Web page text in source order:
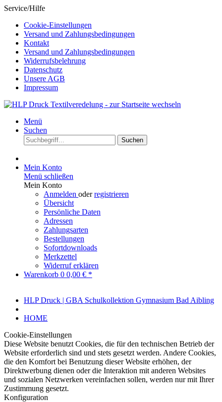
Service/Hilfe
Cookie-Einstellungen
Versand und Zahlungsbedingungen
Kontakt
Versand und Zahlungsbedingungen
Widerrufsbelehrung
Datenschutz
Unsere AGB
Impressum
Menü
Suchen
Suchen
Mein Konto
Menü schließen
Mein Konto
Anmelden oderregistrieren
Übersicht
Persönliche Daten
Adressen
Zahlungsarten
Bestellungen
Sofortdownloads
Merkzettel
Widerruf erklären
Warenkorb 0 0,00 € *
HLP Druck | GBA Schulkollektion Gymnasium Bad Aibling
HOME
Cookie-Einstellungen
Diese Website benutzt Cookies, die für den technischen Betrieb der
Website erforderlich sind und stets gesetzt werden. Andere Cookies,
die den Komfort bei Benutzung dieser Website erhöhen, der
Direktwerbung dienen oder die Interaktion mit anderen Websites
und sozialen Netzwerken vereinfachen sollen, werden nur mit Ihrer
Zustimmung gesetzt.
Konfiguration